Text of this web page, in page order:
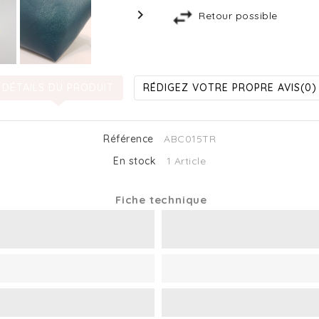
 Retour possible
RÉDIGEZ VOTRE PROPRE AVIS(0)
Référence
ABC015TR
En stock
1 Article
Fiche technique